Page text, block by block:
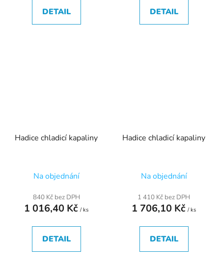
DETAIL DETAIL
Hadice chladicí kapaliny
Na objednání
840 Kč bez DPH
1 016,40 Kč / ks
DETAIL
Hadice chladicí kapaliny
Na objednání
1 410 Kč bez DPH
1 706,10 Kč / ks
DETAIL